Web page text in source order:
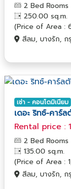
2 Bed Rooms
250.00 sq.m.
(Price of Area :
สีลม, บางรัก, ก
เช่า - คอนโดมิเนียม
เดอะ ริทซ์-คาร์ล
Rental price :
2 Bed Rooms
135.00 sq.m.
(Price of Area :
สีลม, บางรัก, ก